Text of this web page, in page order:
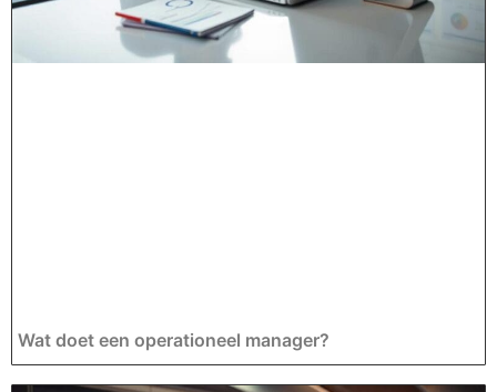
Wat doet een operationeel manager?